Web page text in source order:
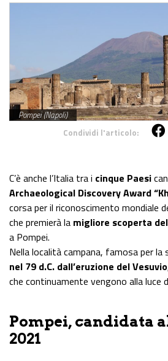
Pompei (Napoli)
Condividi l'articolo:
C’è anche l’Italia tra i cinque Paesi
Archaeological Discovery Award
corsa per il riconoscimento mondiale
che premierà la migliore scoperta
a Pompei.
Nella località campana, famosa per
nel 79 d.C. dall’eruzione del Vesuvio
che continuamente vengono alla luce
Pompei, candidata
2021